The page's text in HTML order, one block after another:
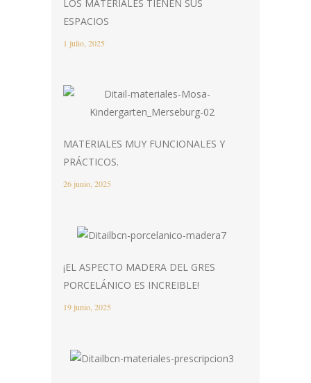
LOS MATERIALES TIENEN SUS
ESPACIOS
1 julio, 2025
MATERIALES MUY FUNCIONALES Y
PRÁCTICOS.
26 junio, 2025
¡EL ASPECTO MADERA DEL GRES
PORCELÁNICO ES INCREIBLE!
19 junio, 2025